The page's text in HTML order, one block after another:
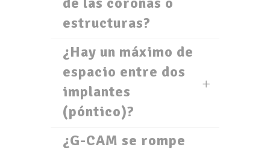
estructuras?
¿Hay un máximo de
espacio entre dos
implantes
(póntico)?
¿G-CAM se rompe